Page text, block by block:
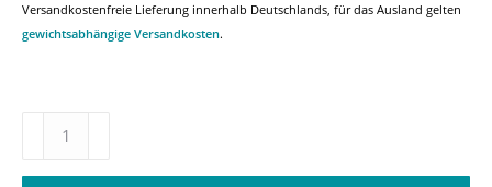
Versandkostenfreie Lieferung innerhalb Deutschlands, für das Ausland gelten
gewichtsabhängige Versandkosten.